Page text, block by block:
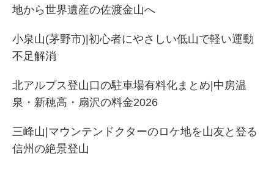
地から世界遺産の佐渡金山へ
小泉山(茅野市)|初心者にやさしい低山で軽い運動
不足解消
北アルプス登山口の駐車場有料化まとめ|中房温
泉・新穂高・扇沢の料金2026
三峰山|マウンテンドクターのロケ地を山友と登る
信州の絶景登山